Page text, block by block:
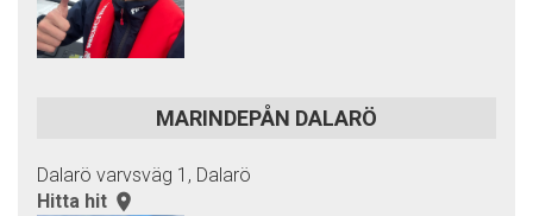
MARINDEPÅN DALARÖ
Dalarö varvsväg 1, Dalarö
Hitta hit room